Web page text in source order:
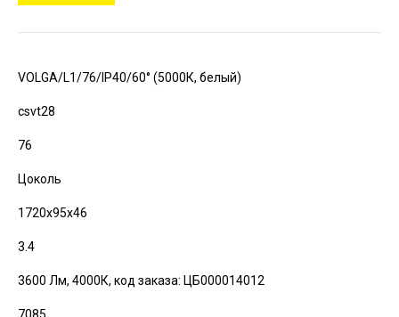
VOLGA/L1/76/IP40/60° (5000К, белый)
csvt28
76
Цоколь
1720х95х46
3.4
3600 Лм, 4000К, код заказа: ЦБ000014012